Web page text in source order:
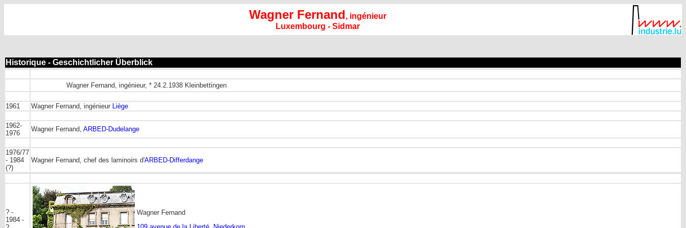
Wagner Fernand, ingénieur
Luxembourg - Sidmar
Historique - Geschichtlicher Überblick
Wagner Fernand, ingénieur, * 24.2.1938 Kleinbettingen
1961 Wagner Fernand, ingénieur Liège
1962-
1976
Wagner Fernand, ARBED-Dudelange
1976/77
- 1984
(?)
Wagner Fernand, chef des laminoirs d'ARBED-Differdange
? -
1984 -
Wagner Fernand